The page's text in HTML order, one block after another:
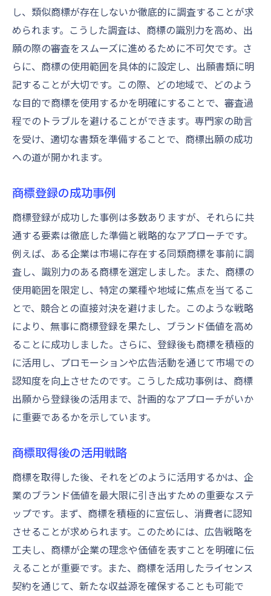
し、類似商標が存在しないか徹底的に調査することが求
められます。こうした調査は、商標の識別力を高め、出
願の際の審査をスムーズに進めるために不可欠です。さ
らに、商標の使用範囲を具体的に設定し、出願書類に明
記することが大切です。この際、どの地域で、どのよう
な目的で商標を使用するかを明確にすることで、審査過
程でのトラブルを避けることができます。専門家の助言
を受け、適切な書類を準備することで、商標出願の成功
への道が開かれます。
商標登録の成功事例
商標登録が成功した事例は多数ありますが、それらに共
通する要素は徹底した準備と戦略的なアプローチです。
例えば、ある企業は市場に存在する同類商標を事前に調
査し、識別力のある商標を選定しました。また、商標の
使用範囲を限定し、特定の業種や地域に焦点を当てるこ
とで、競合との直接対決を避けました。このような戦略
により、無事に商標登録を果たし、ブランド価値を高め
ることに成功しました。さらに、登録後も商標を積極的
に活用し、プロモーションや広告活動を通じて市場での
認知度を向上させたのです。こうした成功事例は、商標
出願から登録後の活用まで、計画的なアプローチがいか
に重要であるかを示しています。
商標取得後の活用戦略
商標を取得した後、それをどのように活用するかは、企
業のブランド価値を最大限に引き出すための重要なステ
ップです。まず、商標を積極的に宣伝し、消費者に認知
させることが求められます。このためには、広告戦略を
工夫し、商標が企業の理念や価値を表すことを明確に伝
えることが重要です。また、商標を活用したライセンス
契約を通じて、新たな収益源を確保することも可能で